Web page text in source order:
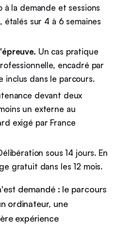
à la demande et sessions
sur 4 à 6 semaines
Un cas pratique
encadré par
inclus dans le parcours.
devant deux
un externe au
exigé par France
sous 14 jours. En
gratuit dans les 12 mois.
demandé : le parcours
ordinateur, une
expérience